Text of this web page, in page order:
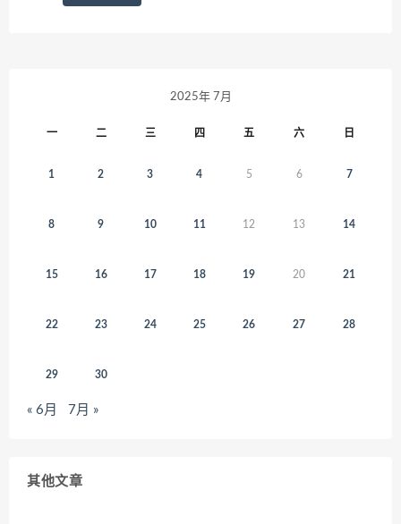
2025年 7月
一 二 三 四 五 六 日
1 2 3 4 5 6 7
8 9 10 11 12 13 14
15 16 17 18 19 20 21
22 23 24 25 26 27 28
29 30
« 6月 7月 »
其他文章